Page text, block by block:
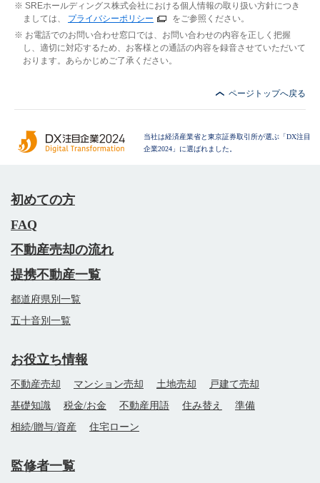
SREホールディングス株式会社における個人情報の取り扱い方針につき
ましては、 プライバシーポリシー
をご参照ください。
お電話でのお問い合わせ窓口では、お問い合わせの内容を正しく把握
し、適切に対応するため、お客様との通話の内容を録音させていただいて
おります。あらかじめご了承ください。
ページトップへ戻る
当社は経済産業省と東京証券取引所が選ぶ「DX注目
企業2024」に選ばれました。
初めての方
FAQ
不動産売却の流れ
提携不動産一覧
都道府県別一覧
五十音別一覧
お役立ち情報
不動産売却 マンション売却 土地売却
戸建て売却
基礎知識
税金/お金 不動産用語 住み替え
準備
相続/贈与/資産
住宅ローン
監修者一覧